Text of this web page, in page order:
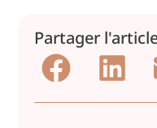
Partager